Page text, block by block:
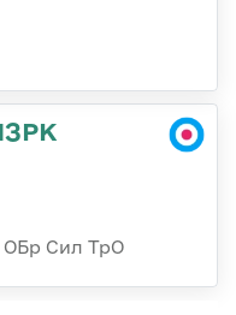
ОБр Сил ТрО